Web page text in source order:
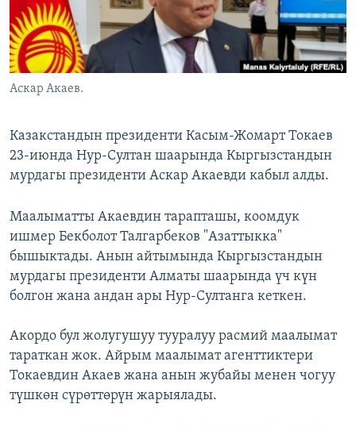
ЫҢГАЙСЫЗ СУРООЛОР
ЭЕ/АРнун бардык сайттары
Аскар Акаев.
Казакстандын президенти Касым-Жомарт Токаев
23-июнда Нур-Султан шаарында Кыргызстандын
мурдагы президенти Аскар Акаевди кабыл алды.
Маалыматты Акаевдин тарапташы, коомдук
ишмер Бекболот Талгарбеков "Азаттыкка"
бышыктады. Анын айтымында Кыргызстандын
мурдагы президенти Алматы шаарында үч күн
болгон жана андан ары Нур-Султанга кеткен.
Акордо бул жолугушуу тууралуу расмий маалымат
тараткан жок. Айрым маалымат агенттиктери
Токаевдин Акаев жана анын жубайы менен чогуу
түшкөн сүрөттөрүн жарыялады.